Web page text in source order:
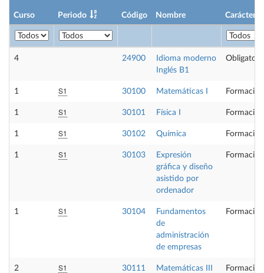
Curso Periodo Código Nombre Carácter
4 24900
Idioma moderno
Inglés B1
1 S1 30100 Matemáticas I
1 S1 30101 Física I
1 S1 30102 Química
1 S1 30103
Expresión
gráfica y diseño
asistido por
ordenador
1 S1 30104
Fundamentos
de
administración
de empresas
2 S1 30111 Matemáticas III